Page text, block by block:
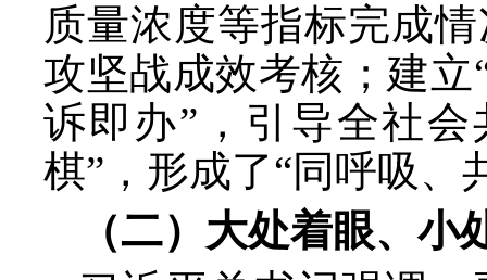
质量浓度等指标完成
攻坚战成效考核；建
诉即办”，引导全社
棋”，形成了“同呼吸、
（二）大处着眼、小